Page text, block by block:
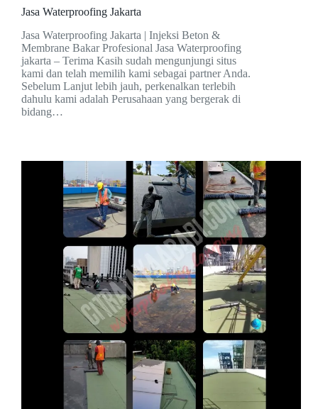
Jasa Waterproofing Jakarta
Jasa Waterproofing Jakarta | Injeksi Beton &
Membrane Bakar Profesional Jasa Waterproofing
jakarta – Terima Kasih sudah mengunjungi situs
kami dan telah memilih kami sebagai partner Anda.
Sebelum Lanjut lebih jauh, perkenalkan terlebih
dahulu kami adalah Perusahaan yang bergerak di
bidang…